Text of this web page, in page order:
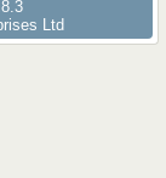
Ltd.